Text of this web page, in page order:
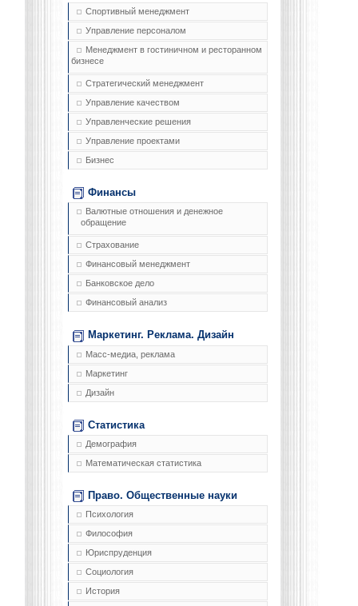
Спортивный менеджмент
Управление персоналом
Менеджмент в гостиничном и ресторанном
бизнесе
Стратегический менеджмент
Управление качеством
Управленческие решения
Управление проектами
Бизнес
Финансы
Валютные отношения и денежное
обращение
Страхование
Финансовый менеджмент
Банковское дело
Финансовый анализ
Маркетинг. Реклама. Дизайн
Масс-медиа, реклама
Маркетинг
Дизайн
Статистика
Демография
Математическая статистика
Право. Общественные науки
Психология
Философия
Юриспруденция
Социология
История